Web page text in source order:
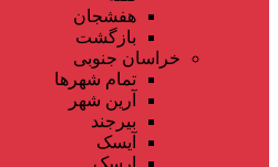
هفشجان
بازگشت
خراسان جنوبی
تمام شهر‌ها
آرین شهر
بیرجند
آیسک
ارسک